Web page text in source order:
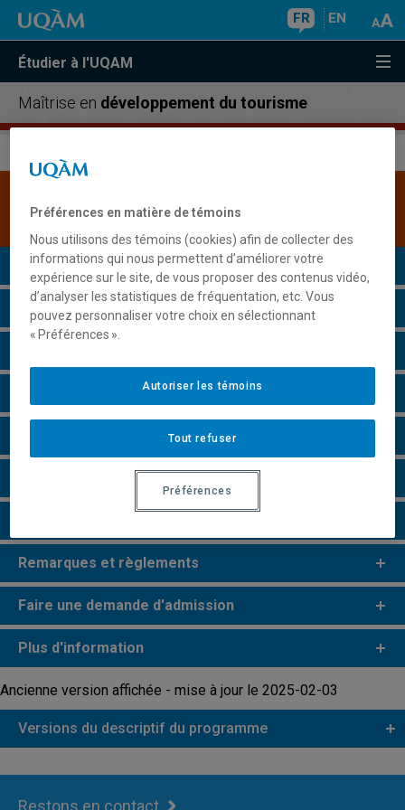
FR EN
Étudier à l'UQAM
Maîtrise en développement du tourisme
disponible.Cliquez ici pour la consulter
Présentation du programme
Conditions d'admission
Grille de cheminement
Perspectives professionnelles
Remarques et règlements
Faire une demande d'admission
Plus d'information
Ancienne version affichée - mise à jour le 2025-02-03
Versions du descriptif du programme
Restons en contact
Préférences en matière de témoins
Nous utilisons des témoins (cookies) afin de collecter des
informations qui nous permettent d’améliorer votre
expérience sur le site, de vous proposer des contenus vidéo,
d’analyser les statistiques de fréquentation, etc. Vous
pouvez personnaliser votre choix en sélectionnant
« Préférences ».
Tout refuser
Autoriser les témoins
Préférences